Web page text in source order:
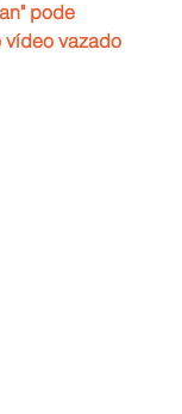
pode
vídeo vazado